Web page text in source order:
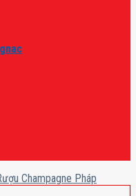
Champagne Pháp